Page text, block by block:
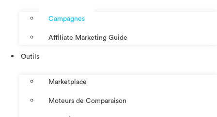
Campagnes
Affiliate Marketing Guide
Outils
Marketplace
Moteurs de Comparaison